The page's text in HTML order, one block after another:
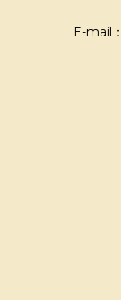
E-mail